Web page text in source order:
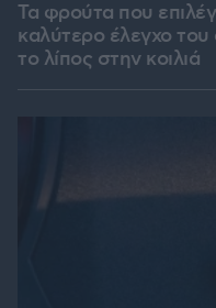
Τα φρούτα που
καλύτερο έλεγχο
το λίπος στην κοιλιά